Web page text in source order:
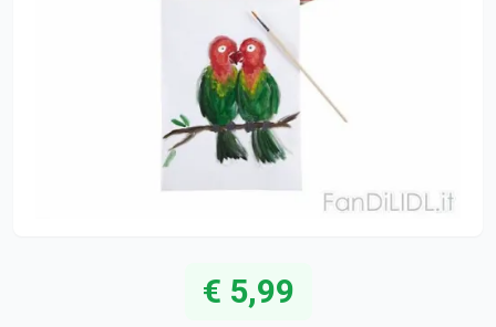
€ 5,99